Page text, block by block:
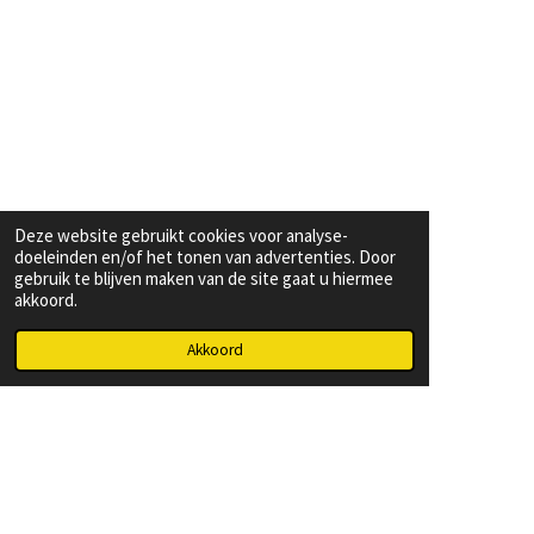
Deze website gebruikt cookies voor analyse-
doeleinden en/of het tonen van advertenties. Door
gebruik te blijven maken van de site gaat u hiermee
akkoord.
Akkoord